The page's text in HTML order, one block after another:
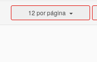
12 por página